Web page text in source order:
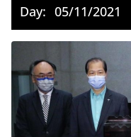
Day: 05/11/2021